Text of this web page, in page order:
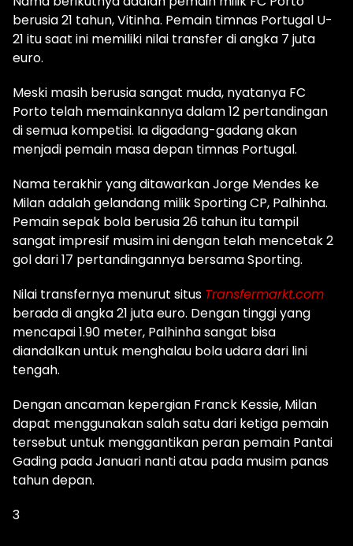
berusia 21 tahun, Vitinha. Pemain timnas Portugal U-
21 itu saat ini memiliki nilai transfer di angka 7 juta
euro.
Meski masih berusia sangat muda, nyatanya FC
Porto telah memainkannya dalam 12 pertandingan
di semua kompetisi. Ia digadang-gadang akan
menjadi pemain masa depan timnas Portugal.
Nama terakhir yang ditawarkan Jorge Mendes ke
Milan adalah gelandang milik Sporting CP, Palhinha.
Pemain sepak bola berusia 26 tahun itu tampil
sangat impresif musim ini dengan telah mencetak 2
gol dari 17 pertandingannya bersama Sporting.
Nilai transfernya menurut situs Transfermarkt.com
berada di angka 21 juta euro. Dengan tinggi yang
mencapai 1.90 meter, Palhinha sangat bisa
diandalkan untuk menghalau bola udara dari lini
tengah.
Dengan ancaman kepergian Franck Kessie, Milan
dapat menggunakan salah satu dari ketiga pemain
tersebut untuk menggantikan peran pemain Pantai
Gading pada Januari nanti atau pada musim panas
tahun depan.
3